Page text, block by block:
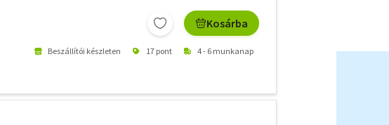
Kosárba
Beszállítói készleten 17 pont 4 - 6 munkanap